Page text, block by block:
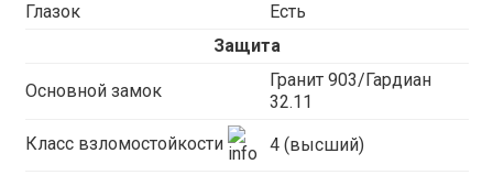
Глазок
Есть
Защита
Основной замок
Гранит 903/Гардиан
32.11
Класс взломостойкости 4 (высший)